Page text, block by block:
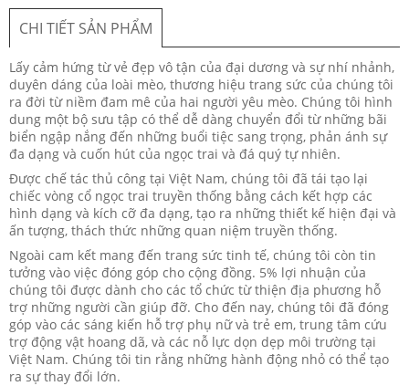
CHI TIẾT SẢN PHẨM
Lấy cảm hứng từ vẻ đẹp vô tận của đại dương và sự nhí nhảnh,
duyên dáng của loài mèo, thương hiệu trang sức của chúng tôi
ra đời từ niềm đam mê của hai người yêu mèo. Chúng tôi hình
dung một bộ sưu tập có thể dễ dàng chuyển đổi từ những bãi
biển ngập nắng đến những buổi tiệc sang trọng, phản ánh sự
đa dạng và cuốn hút của ngọc trai và đá quý tự nhiên.
Được chế tác thủ công tại Việt Nam, chúng tôi đã tái tạo lại
chiếc vòng cổ ngọc trai truyền thống bằng cách kết hợp các
hình dạng và kích cỡ đa dạng, tạo ra những thiết kế hiện đại và
ấn tượng, thách thức những quan niệm truyền thống.
Ngoài cam kết mang đến trang sức tinh tế, chúng tôi còn tin
tưởng vào việc đóng góp cho cộng đồng. 5% lợi nhuận của
chúng tôi được dành cho các tổ chức từ thiện địa phương hỗ
trợ những người cần giúp đỡ. Cho đến nay, chúng tôi đã đóng
góp vào các sáng kiến hỗ trợ phụ nữ và trẻ em, trung tâm cứu
trợ động vật hoang dã, và các nỗ lực dọn dẹp môi trường tại
Việt Nam. Chúng tôi tin rằng những hành động nhỏ có thể tạo
ra sự thay đổi lớn.